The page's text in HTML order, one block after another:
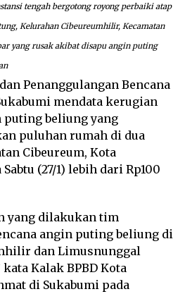
tengah bergotong royong perbaiki atap
Kelurahan Cibeureumhilir, Kecamatan
yang rusak akibat disapu angin puting
Penanggulangan Bencana
mendata kerugian
puting beliung yang
puluhan rumah di dua
Cibeureum, Kota
(27/1) lebih dari Rp100
yang dilakukan tim
angin puting beliung di
dan Limusnunggal
kata Kalak BPBD Kota
di Sukabumi pada